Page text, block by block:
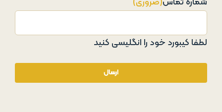
لطفا کیبورد خود را انگلیسی کنید